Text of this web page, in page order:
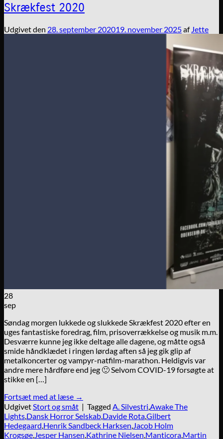
Skrækfest 2020
Udgivet den 28. september 202019. november 2025af Jette
28
sep
Søndag morgen lukkede og slukkede Skrækfest 2020 efter en
uges fantastiske foredrag, film, prisoverrækkelse og musik m.m.
Desværre kunne jeg ikke deltage alle dagene, og måtte også
smide håndklædet i ringen lørdag aften så jeg gik glip af
metalkoncerter og vampyr-natfilm-marathon. Heldigvis var
andre mere hårdføre end jeg 🙂 Selvom COVID-19 forsøgte at
stikke en […]
Fortsæt med at læse →
UdgivetStort og småt | Tagged A. Silvestri,Awake The
Lights,Dansk Horror Selskab,Davide Rota,Gilbert
Hedegaard,Henrik Sandbeck Harksen,Jacob Holm
Krogsøe,Jesper Hansen,Kathrine Nielsen,Manticora,Martin